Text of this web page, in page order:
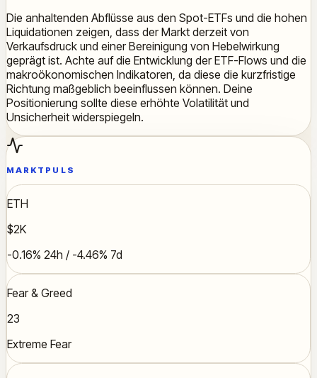
Die anhaltenden Abflüsse aus den Spot-ETFs und die hohen
Liquidationen zeigen, dass der Markt derzeit von
Verkaufsdruck und einer Bereinigung von Hebelwirkung
geprägt ist. Achte auf die Entwicklung der ETF-Flows und die
makroökonomischen Indikatoren, da diese die kurzfristige
Richtung maßgeblich beeinflussen können. Deine
Positionierung sollte diese erhöhte Volatilität und
Unsicherheit widerspiegeln.
MARKTPULS
ETH
$2K
-0.16% 24h / -4.46% 7d
Fear & Greed
23
Extreme Fear